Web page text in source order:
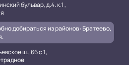
бульвар, д.4. к.1 ,
добираться из районов: Братеево,
ш., 66 с.1,